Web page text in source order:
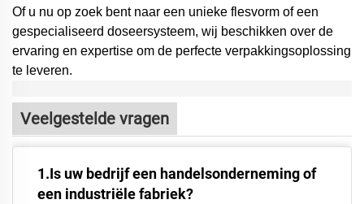
Of u nu op zoek bent naar een unieke flesvorm of een
gespecialiseerd doseersysteem, wij beschikken over de
ervaring en expertise om de perfecte verpakkingsoplossing
te leveren.
Veelgestelde vragen
1.Is uw bedrijf een handelsonderneming of
een industriële fabriek?